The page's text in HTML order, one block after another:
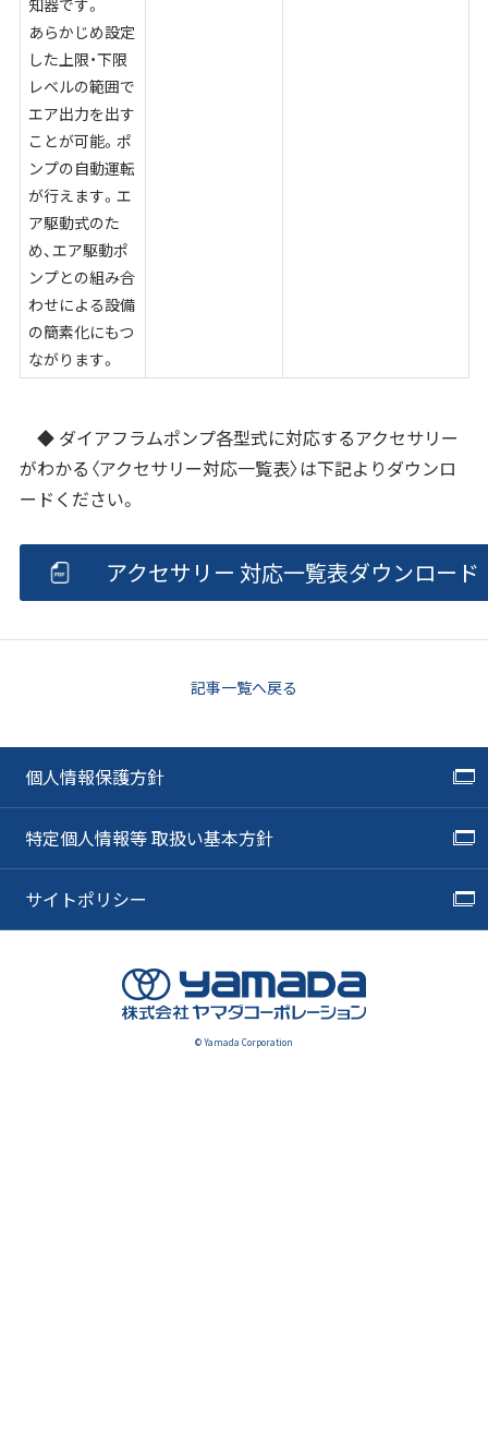
知器です。
あらかじめ設定
した上限・下限
レベルの範囲で
エア出力を出す
ことが可能。ポ
ンプの自動運転
が行えます。エ
ア駆動式のた
め、エア駆動ポ
ンプとの組み合
わせによる設備
の簡素化にもつ
ながります。
◆ ダイアフラムポンプ各型式に対応するアクセサリー
がわかる〈アクセサリー対応一覧表〉は下記よりダウンロ
ードください。
アクセサリー 対応一覧表ダウンロード
記事一覧へ戻る
個人情報保護方針
特定個人情報等 取扱い基本方針
サイトポリシー
© Yamada Corporation